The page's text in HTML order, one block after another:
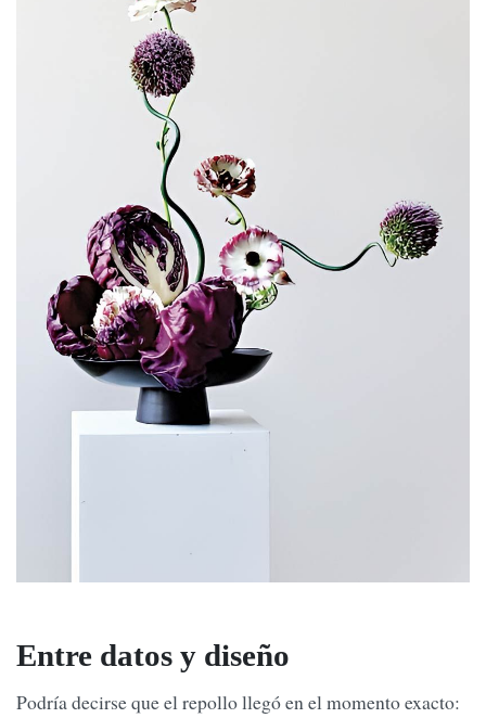
Entre datos y diseño
Podría decirse que el repollo llegó en el momento exacto: